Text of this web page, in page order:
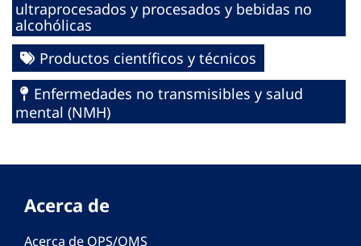
ultraprocesados y procesados y bebidas no
alcohólicas
Productos científicos y técnicos
Enfermedades no transmisibles y salud
mental (NMH)
Acerca de
Acerca de OPS/OMS